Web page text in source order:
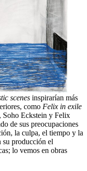
scenes inspirarían más
como Felix in exile
Soho Eckstein y Felix
de sus preocupaciones
la culpa, el tiempo y la
su producción el
lo vemos en obras